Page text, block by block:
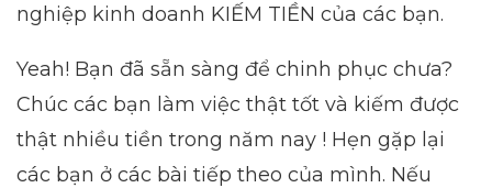
nghiệp kinh doanh KIẾM TIỀN của các bạn.
Yeah! Bạn đã sẵn sàng để chinh phục chưa?
Chúc các bạn làm việc thật tốt và kiếm được
thật nhiều tiền trong năm nay ! Hẹn gặp lại
các bạn ở các bài tiếp theo của mình. Nếu